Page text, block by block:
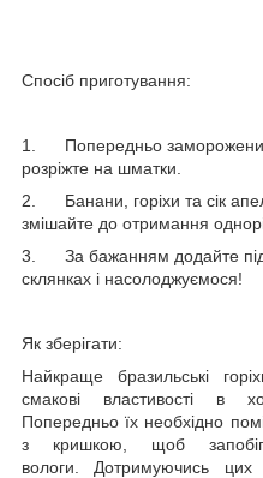
Спосіб приготування:
1.
Попередньо
розріжте на шматки.
2.
Банани, горіхи та сік
змішайте до отримання
3.
За бажанням додайте
склянках і насолоджуємося!
Як зберігати:
Найкраще бразильські
смакові властивості в
Попередньо їх необхідно
з кришкою, щоб
вологи.
Дотримуючись цих